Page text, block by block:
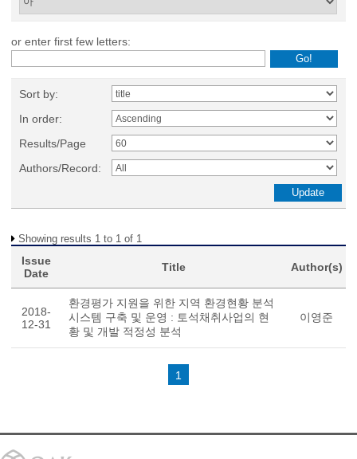
or enter first few letters:
Sort by:
In order:
Results/Page
Authors/Record:
Showing results 1 to 1 of 1
Issue
Date
Title Author(s)
2018-
12-31
환경평가 지원을 위한 지역 환경현황 분석
시스템 구축 및 운영 : 토석채취사업의 현
황 및 개발 적정성 분석
이영준
1